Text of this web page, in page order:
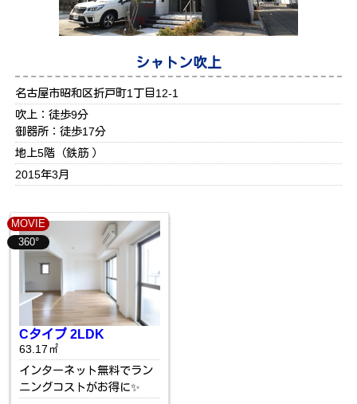
シャトン吹上
名古屋市昭和区折戸町1丁目12-1
吹上：徒歩9分
御器所：徒歩17分
地上5階（鉄筋 ）
2015年3月
MOVIE
360°
Cタイプ 2LDK
63.17㎡
インターネット無料でラン
ニングコストがお得に✨